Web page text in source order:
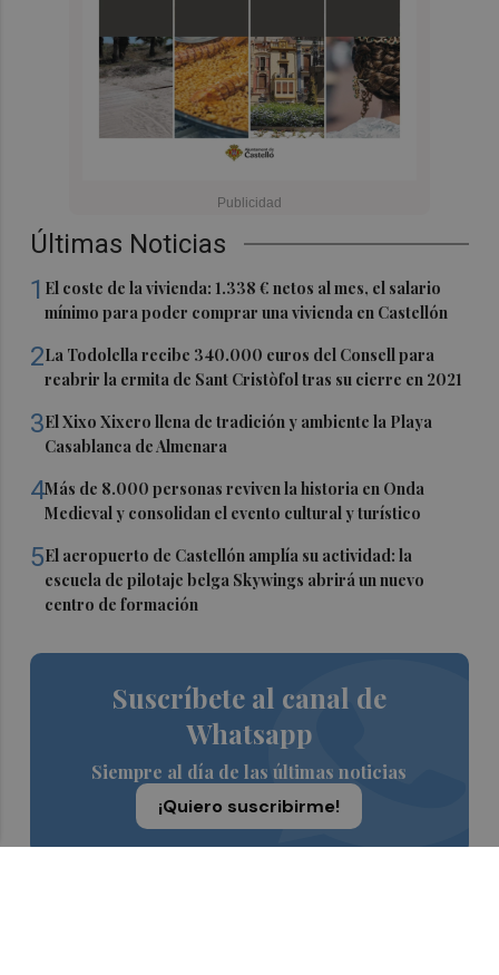
Últimas Noticias
1 El coste de la vivienda: 1.338 € netos al mes, el salario
mínimo para poder comprar una vivienda en Castellón
2La Todolella recibe 340.000 euros del Consell para
reabrir la ermita de Sant Cristòfol tras su cierre en 2021
3El Xixo Xixero llena de tradición y ambiente la Playa
Casablanca de Almenara
4Más de 8.000 personas reviven la historia en Onda
Medieval y consolidan el evento cultural y turístico
5El aeropuerto de Castellón amplía su actividad: la
escuela de pilotaje belga Skywings abrirá un nuevo
centro de formación
Suscríbete al canal de
Whatsapp
Siempre al día de las últimas noticias
¡Quiero suscribirme!